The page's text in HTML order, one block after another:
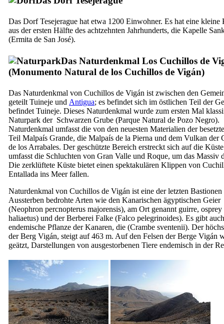
Das DorfTesejerague hat etwa 1200 Einwohner. Es hat eine kleine
aus der ersten Hälfte des achtzehnten Jahrhunderts, die Kapelle
(Ermita de San José).
Das Naturdenkmal Los Cuchillos de
(Monumento Natural de los Cuchillos de Vigán)
Das Naturdenkmal von Cuchillos de Vigán ist zwischen den
geteilt Tuineje und Antigua; es befindet sich im östlichen Teil der
befindet Tuineje. Dieses Naturdenkmal wurde zum ersten Mal
Naturpark der Schwarzen Grube (Parque Natural de Pozo Negro).
Naturdenkmal umfasst die von den neuesten Materialien der
Teil Malpaís Grande, die Malpaís de la Pierna und dem Vulkan der
de los Arrabales. Der geschützte Bereich erstreckt sich auf die
umfasst die Schluchten von Gran Valle und Roque, um das Massiv
Die zerklüftete Küste bietet einen spektakulären Klippen von
Entallada ins Meer fallen.
Naturdenkmal von Cuchillos de Vigán ist eine der letzten
Aussterben bedrohte Arten wie den Kanarischen ägyptischen Geier
(Neophron percnopterus majorensis), am Ort genannt guirre, osprey
haliaetus) und der Berberei Falke (Falco pelegrinoides). Es gibt
endemische Pflanze der Kanaren, die (Crambe sventenii). Der
der Berg Vigán, steigt auf 463 m. Auf den Felsen der Berge Vigán
geätzt, Darstellungen von ausgestorbenen Tiere endemisch in der